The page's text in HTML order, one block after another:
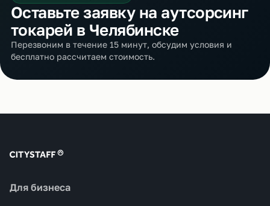
Оставьте заявку на аутсорсинг
токарей в Челябинске
Перезвоним в течение 15 минут, обсудим условия и
бесплатно рассчитаем стоимость.
Для бизнеса